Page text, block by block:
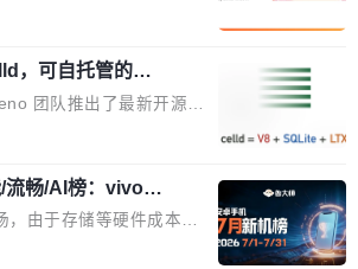
。一个网站的深色主题
可空字段来表示——bool
nullable 的默认模式、浅
产生大量无意义的组
突了、全 null 了。要知道
，你得靠"文档、校验、或
。Rust 的 enum，两个
，你会觉得这是又一
器人"——每个大厂都在
Kenton Varda 在 Twitte
今天我们发布了 Cloudfla
聊天机器人，跟其他所
不过，实际上它不一
的重制版，我十年前的
是，这次它构建在 Cloudf
了九年时间搭建的平台
，可自托管的分
团队推出了最新开源项
己机器上运行 Cloudflare
的守护进程。 设
象是一个独立的 SQLite
复制到你自己的 S3 兼容
通过这个存储库协调——
流畅/AI榜：vivo夺
三星Galaxy Z系列
，由于存储等硬件成本暴
好过啊，新机速度明显